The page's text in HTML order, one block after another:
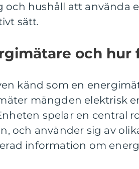
och hushåll att använda
sätt.
och hur
känd som en
mängden elektrisk
spelar en central
och använder sig av
information om